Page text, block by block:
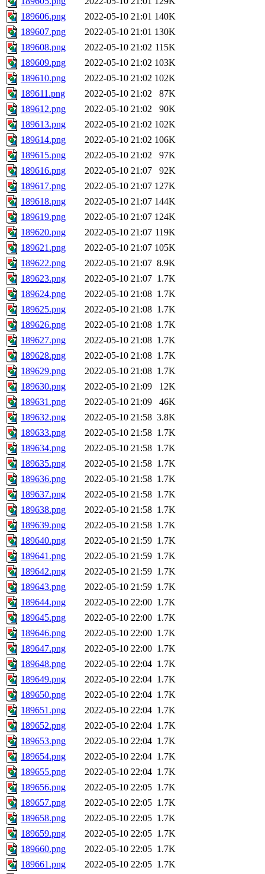
189606.png
2022-05-10 21:01 140K
189607.png
2022-05-10 21:01 130K
189608.png
2022-05-10 21:02 115K
189609.png
2022-05-10 21:02 103K
189610.png
2022-05-10 21:02 102K
189611.png
2022-05-10 21:02
87K
189612.png
2022-05-10 21:02
90K
189613.png
2022-05-10 21:02 102K
189614.png
2022-05-10 21:02 106K
189615.png
2022-05-10 21:02
97K
189616.png
2022-05-10 21:07
92K
189617.png
2022-05-10 21:07 127K
189618.png
2022-05-10 21:07 144K
189619.png
2022-05-10 21:07 124K
189620.png
2022-05-10 21:07 119K
189621.png
2022-05-10 21:07 105K
189622.png
2022-05-10 21:07 8.9K
189623.png
2022-05-10 21:07 1.7K
189624.png
2022-05-10 21:08 1.7K
189625.png
2022-05-10 21:08 1.7K
189626.png
2022-05-10 21:08 1.7K
189627.png
2022-05-10 21:08 1.7K
189628.png
2022-05-10 21:08 1.7K
189629.png
2022-05-10 21:08 1.7K
189630.png
2022-05-10 21:09
12K
189631.png
2022-05-10 21:09
46K
189632.png
2022-05-10 21:58 3.8K
189633.png
2022-05-10 21:58 1.7K
189634.png
2022-05-10 21:58 1.7K
189635.png
2022-05-10 21:58 1.7K
189636.png
2022-05-10 21:58 1.7K
189637.png
2022-05-10 21:58 1.7K
189638.png
2022-05-10 21:58 1.7K
189639.png
2022-05-10 21:58 1.7K
189640.png
2022-05-10 21:59 1.7K
189641.png
2022-05-10 21:59 1.7K
189642.png
2022-05-10 21:59 1.7K
189643.png
2022-05-10 21:59 1.7K
189644.png
2022-05-10 22:00 1.7K
189645.png
2022-05-10 22:00 1.7K
189646.png
2022-05-10 22:00 1.7K
189647.png
2022-05-10 22:00 1.7K
189648.png
2022-05-10 22:04 1.7K
189649.png
2022-05-10 22:04 1.7K
189650.png
2022-05-10 22:04 1.7K
189651.png
2022-05-10 22:04 1.7K
189652.png
2022-05-10 22:04 1.7K
189653.png
2022-05-10 22:04 1.7K
189654.png
2022-05-10 22:04 1.7K
189655.png
2022-05-10 22:04 1.7K
189656.png
2022-05-10 22:05 1.7K
189657.png
2022-05-10 22:05 1.7K
189658.png
2022-05-10 22:05 1.7K
189659.png
2022-05-10 22:05 1.7K
189660.png
2022-05-10 22:05 1.7K
189661.png
2022-05-10 22:05 1.7K